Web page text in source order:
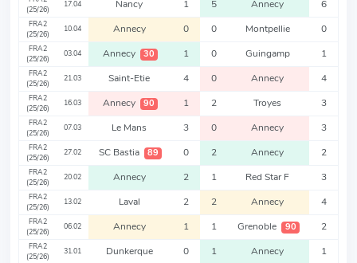
(25/26)
17.04 Nancy 1 5 Annecy 6
FRA2
(25/26)
10.04 Annecy 0 0 Montpellie 0
FRA2
(25/26)
03.04 Annecy 30 1 0 Guingamp 1
FRA2
(25/26)
21.03 Saint-Etie 4 0 Annecy 4
FRA2
(25/26)
16.03 Annecy 90 1 2 Troyes 3
FRA2
(25/26)
07.03 Le Mans 3 0 Annecy 3
FRA2
(25/26)
27.02 SC Bastia 89 0 2 Annecy 2
FRA2
(25/26)
20.02 Annecy 2 1 Red Star F 3
FRA2
(25/26)
13.02 Laval 2 2 Annecy 4
FRA2
(25/26)
06.02 Annecy 1 1 Grenoble 90 2
FRA2
(25/26)
31.01 Dunkerque 0 1 Annecy 1